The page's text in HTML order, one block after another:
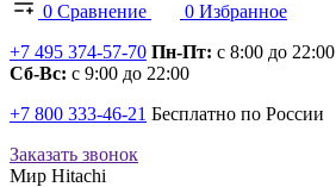
0 Сравнение 0 Избранное
+7 495 374-57-70 Пн-Пт: с 8:00 до 22:00
Сб-Вс: с 9:00 до 22:00
+7 800 333-46-21 Бесплатно по России
Заказать звонок
Мир Hitachi